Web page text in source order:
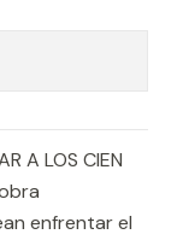
A LOS CIEN
enfrentar el